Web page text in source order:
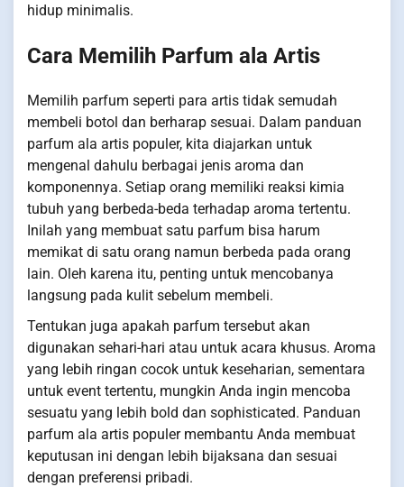
hidup minimalis.
Cara Memilih Parfum ala Artis
Memilih parfum seperti para artis tidak semudah
membeli botol dan berharap sesuai. Dalam panduan
parfum ala artis populer, kita diajarkan untuk
mengenal dahulu berbagai jenis aroma dan
komponennya. Setiap orang memiliki reaksi kimia
tubuh yang berbeda-beda terhadap aroma tertentu.
Inilah yang membuat satu parfum bisa harum
memikat di satu orang namun berbeda pada orang
lain. Oleh karena itu, penting untuk mencobanya
langsung pada kulit sebelum membeli.
Tentukan juga apakah parfum tersebut akan
digunakan sehari-hari atau untuk acara khusus. Aroma
yang lebih ringan cocok untuk keseharian, sementara
untuk event tertentu, mungkin Anda ingin mencoba
sesuatu yang lebih bold dan sophisticated. Panduan
parfum ala artis populer membantu Anda membuat
keputusan ini dengan lebih bijaksana dan sesuai
dengan preferensi pribadi.